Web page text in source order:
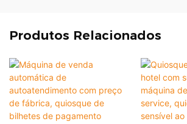
Produtos Relacionados